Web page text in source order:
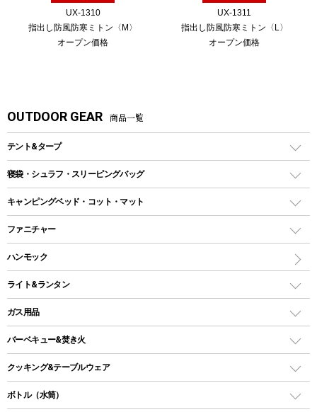
UX-1310
指出し防風防寒ミトン〈M〉
オープン価格
UX-1311
指出し防風防寒ミトン〈L〉
オープン価格
OUTDOOR GEAR 商品一覧
テント&タープ
テント
ツールームテント
ワンポールテント
シェルターテント
ロッジ型・オリジナルテント
タープ
スクエアタープ（レクタタープ）
メッシュタープ
寝袋・シュラフ・スリーピングバッグ
レクタングラー型（封筒型）シュラフ
インナーシュラフ
キャンピングベッド・コット・マット
キャンピングベッド・コット
インフレータブルマット
ファニチャー
アウトドアテーブル
レジャーシート
ハンモック
ライト&ランタン
LEDランタン
ガスランタン
オイルランタン
LEDライト
ガス用品
ガスバーナー
ガス缶
バーベキュー&焚き火
バーベキューコンロ、グリル
焚き火台タイプ（ロースタイル）グリル
クッキング&テーブルウェア
ダッチオーブン
ボトル（水筒）